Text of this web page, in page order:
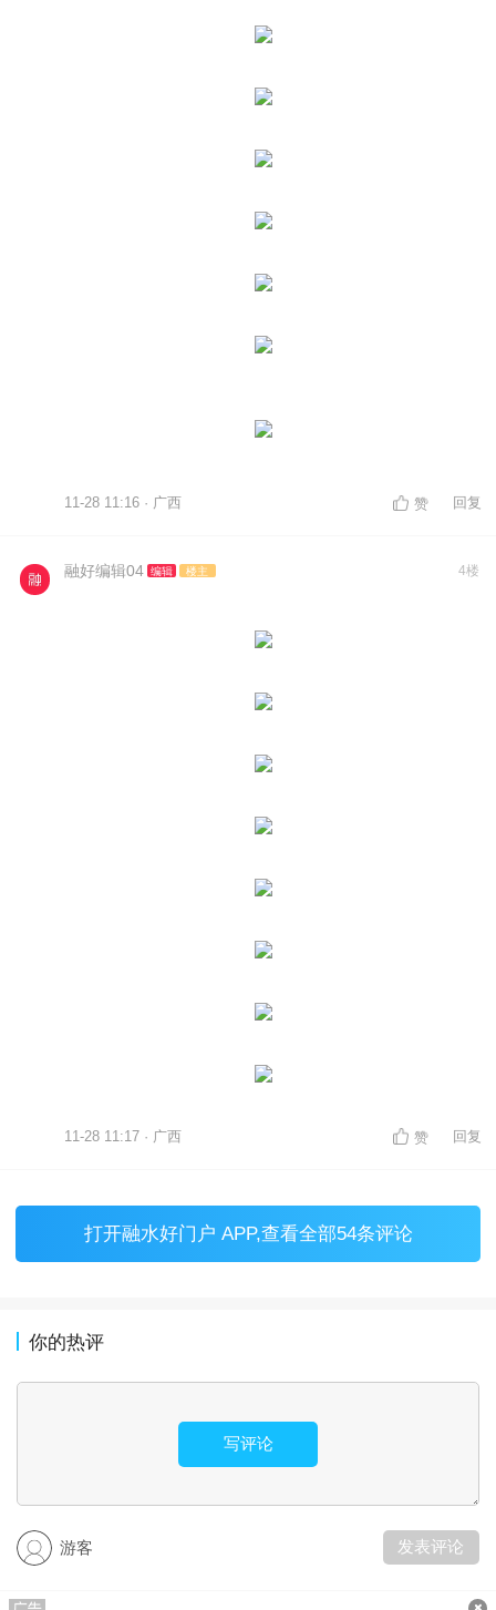
11-28 11:16 · 广西 赞 回复
融好编辑04 编辑 楼主 4楼
11-28 11:17 · 广西 赞 回复
打开融水好门户 APP,查看全部54条评论
你的热评
写评论
游客 发表评论